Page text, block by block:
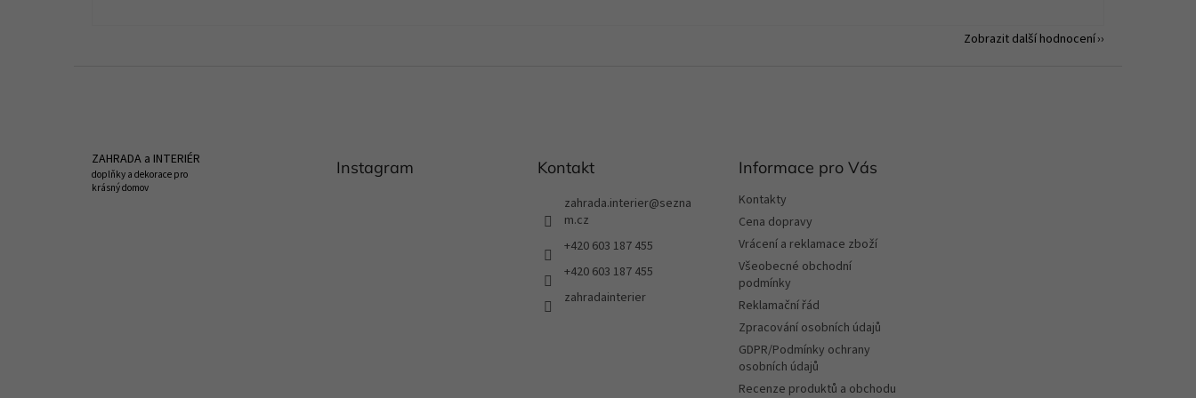
Zobrazit další hodnocení
ZAHRADA a INTERIÉR
doplňky a dekorace pro
krásný domov
Instagram Kontakt
zahrada.interier@sezna
m.cz
+420 603 187 455
+420 603 187 455
zahradainterier
Informace pro Vás
Kontakty
Cena dopravy
Vrácení a reklamace zboží
Všeobecné obchodní
podmínky
Reklamační řád
Zpracování osobních údajů
GDPR/Podmínky ochrany
osobních údajů
Recenze produktů a obchodu